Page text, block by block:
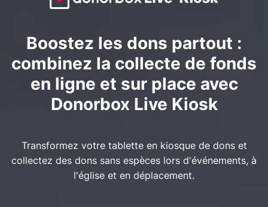
Boostez les dons partout :
combinez la collecte de fonds
en ligne et sur place avec
Donorbox Live Kiosk
Transformez votre tablette en kiosque de dons et
collectez des dons sans espèces lors d'événements, à
l'église et en déplacement.